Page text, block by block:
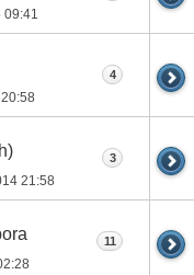
09:41
20:58
4
21:58
3
11